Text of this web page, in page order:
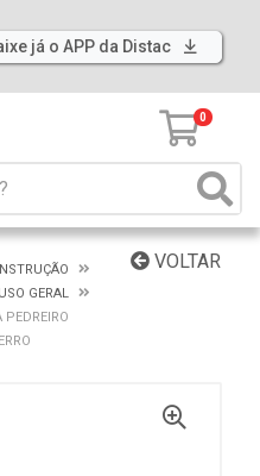
já o APP da Distac
0
VOLTAR
GERAL